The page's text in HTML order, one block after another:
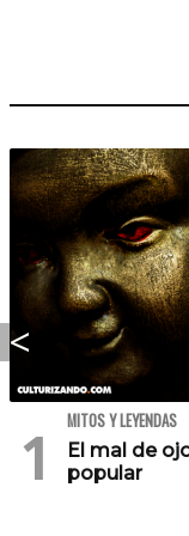
MITOS Y LEYENDAS
El mal de
popular